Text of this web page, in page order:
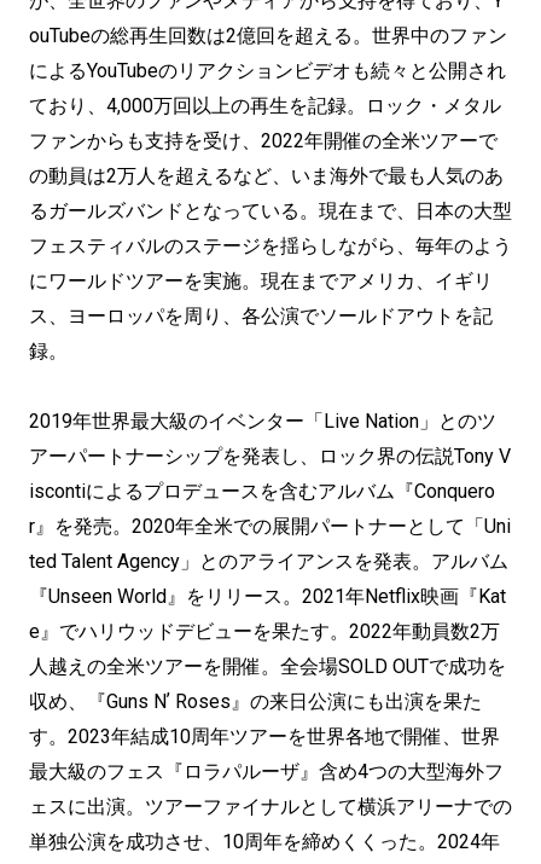
ouTubeの総再生回数は2億回を超える。世界中のファン
によるYouTubeのリアクションビデオも続々と公開され
ており、4,000万回以上の再生を記録。ロック・メタル
ファンからも支持を受け、2022年開催の全米ツアーで
の動員は2万人を超えるなど、いま海外で最も人気のあ
るガールズバンドとなっている。現在まで、日本の大型
フェスティバルのステージを揺らしながら、毎年のよう
にワールドツアーを実施。現在までアメリカ、イギリ
ス、ヨーロッパを周り、各公演でソールドアウトを記
録。
2019年世界最大級のイベンター「Live Nation」とのツ
アーパートナーシップを発表し、ロック界の伝説Tony V
iscontiによるプロデュースを含むアルバム『Conquero
r』を発売。2020年全米での展開パートナーとして「Uni
ted Talent Agency」とのアライアンスを発表。アルバム
『Unseen World』をリリース。2021年Netflix映画『Kat
e』でハリウッドデビューを果たす。2022年動員数2万
人越えの全米ツアーを開催。全会場SOLD OUTで成功を
収め、『Guns Nʼ Roses』の来日公演にも出演を果た
す。2023年結成10周年ツアーを世界各地で開催、世界
最大級のフェス『ロラパルーザ』含め4つの大型海外フ
ェスに出演。ツアーファイナルとして横浜アリーナでの
単独公演を成功させ、10周年を締めくくった。2024年